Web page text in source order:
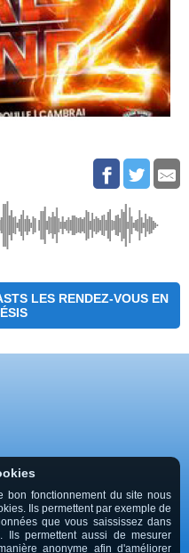
LES RENDEZ-VOUS EN
bon fonctionnement du site nous
Ils permettent par exemple de
que vous saississez dans
Ils permettent aussi de mesurer
anonyme afin d'améliorer